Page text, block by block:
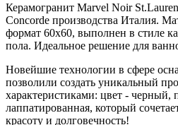
Керамогранит Marvel Noir
Concorde производства Италия.
формат 60x60, выполнен в стиле
пола. Идеальное решение для
Новейшие технологии в сфере
позволили создать уникальный
характеристиками: цвет - черный,
лаппатированная, который
красоту и долговечность!